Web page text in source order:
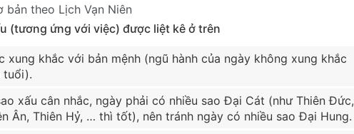
theo Lịch Vạn Niên
(tương ứng với việc) được liệt kê ở trên
xung khắc với bản mệnh (ngũ hành của ngày không xung khắc
tuổi).
xấu cân nhắc, ngày phải có nhiều sao Đại Cát (như Thiên Đức,
Ân, Thiên Hỷ, … thì tốt), nên tránh ngày có nhiều sao Đại Hung.